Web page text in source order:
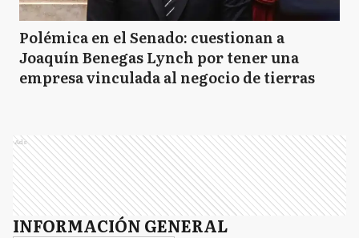
Polémica en el Senado: cuestionan a
Joaquín Benegas Lynch por tener una
empresa vinculada al negocio de tierras
Ads
INFORMACIÓN GENERAL